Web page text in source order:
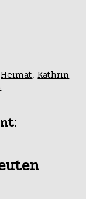
Heimat,Kathrin